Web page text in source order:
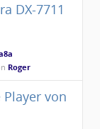
DX-7711
Roger
Player von